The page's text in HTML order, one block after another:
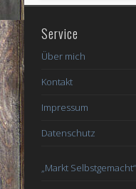
Service
Über mich
Kontakt
Impressum
Datenschutz
„Markt